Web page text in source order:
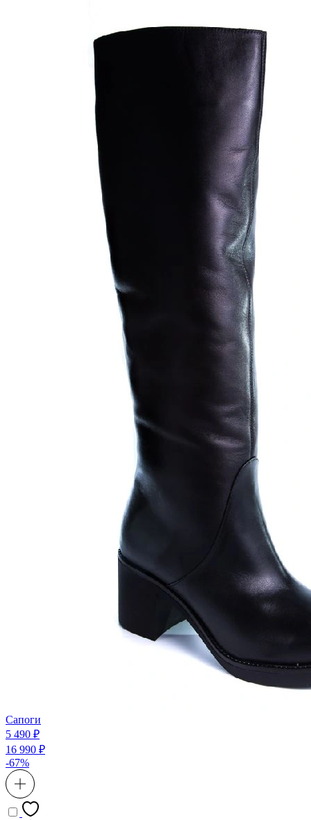
Сапоги
5 490 ₽
16 990 ₽
-67%